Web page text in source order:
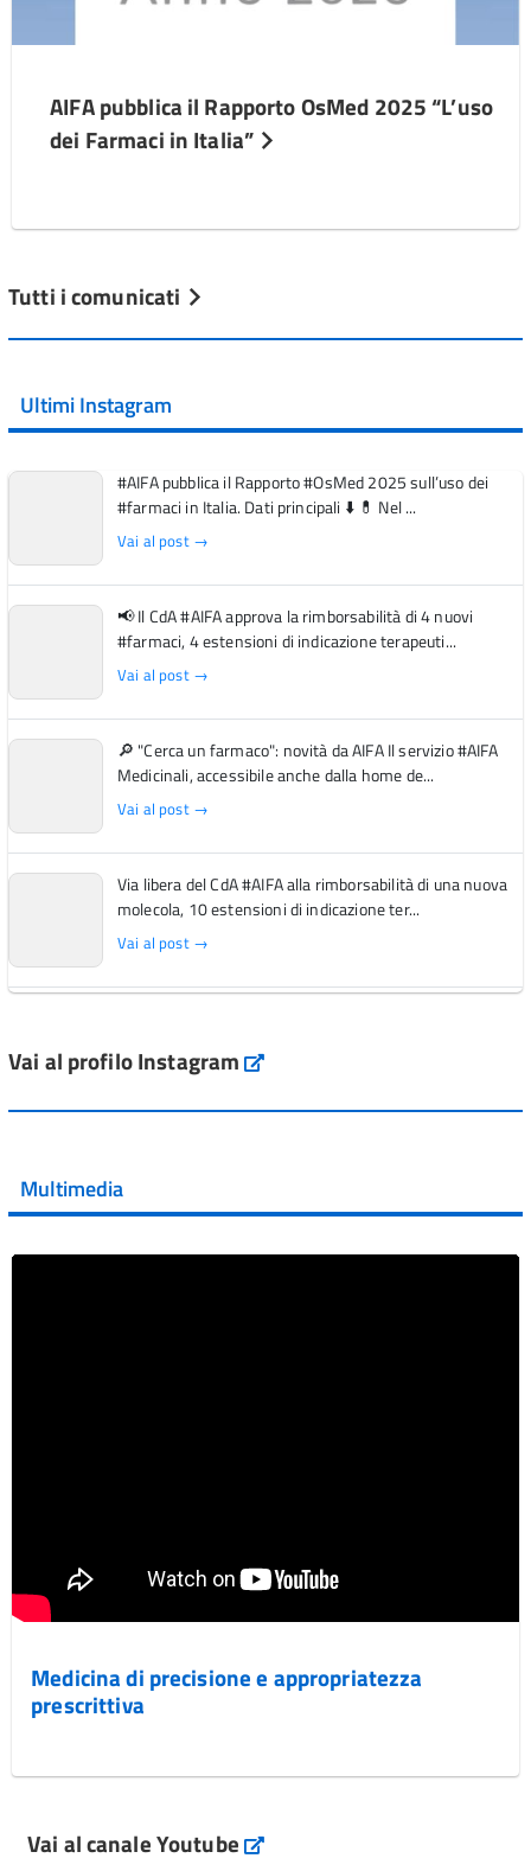
AIFA pubblica il Rapporto OsMed 2025 “L’uso
dei Farmaci in Italia”
Tutti i comunicati
Ultimi Instagram
#AIFA pubblica il Rapporto #OsMed 2025 sull’uso dei
#farmaci in Italia. Dati principali ⬇️ 💊 Nel ...
Vai al post →
📢 Il CdA #AIFA approva la rimborsabilità di 4 nuovi
#farmaci, 4 estensioni di indicazione terapeuti...
Vai al post →
🔎 "Cerca un farmaco": novità da AIFA Il servizio #AIFA
Medicinali, accessibile anche dalla home de...
Vai al post →
Via libera del CdA #AIFA alla rimborsabilità di una nuova
molecola, 10 estensioni di indicazione ter...
Vai al post →
Vai al post →
Vai al post →
Vai al profilo Instagram Instagram
Multimedia
Medicina di precisione e appropriatezza
prescrittiva
Vai al canale Youtube